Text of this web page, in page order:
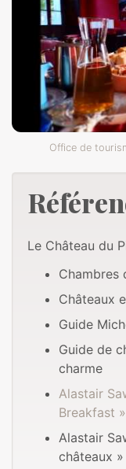
Office de
Le Château du
Chambres
Châteaux
Guide
Guide de
charme
Alastair
Breakfast »
Alastair
châteaux »